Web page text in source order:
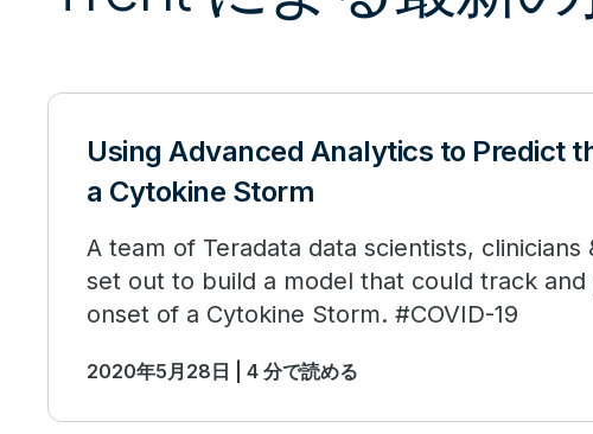
Using Advanced Analytics to Predict
a Cytokine Storm
A team of Teradata data scientists, clinicians
set out to build a model that could track
onset of a Cytokine Storm. #COVID-19
2020年5月28日 | 4 分で読める